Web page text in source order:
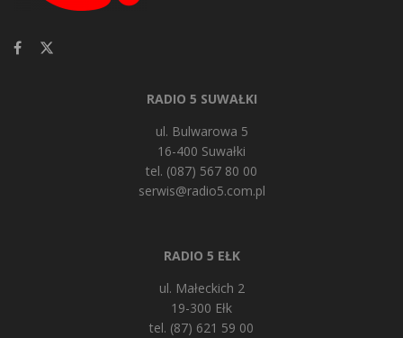
RADIO 5 SUWAŁKI
ul. Bulwarowa 5
16-400 Suwałki
tel. (087) 567 80 00
serwis@radio5.com.pl
RADIO 5 EŁK
ul. Małeckich 2
19-300 Ełk
tel. (87) 621 59 00